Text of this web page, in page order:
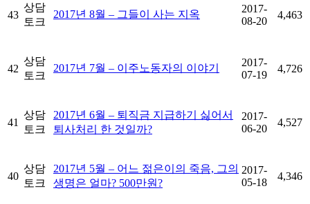
43
상담
토크
2017년 8월 – 그들이 사는 지옥
2017-
08-20
4,463
42
상담
토크
2017년 7월 – 이주노동자의 이야기
2017-
07-19
4,726
41
상담
토크
2017년 6월 – 퇴직금 지급하기 싫어서
퇴사처리 한 것일까?
2017-
06-20
4,527
40
상담
토크
2017년 5월 – 어느 젊은이의 죽음, 그의
생명은 얼마? 500만원?
2017-
05-18
4,346